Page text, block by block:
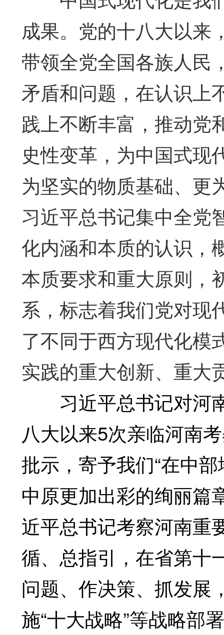
成果。党的十八大以来
带领全党全国各族人民
矛盾和问题，在认识上
践上不断丰富，推动党
史性变革，为中国式现
为坚实的物质基础、更
习近平总书记集中全党
化内涵和本质的认识，
本质要求和重大原则，
系，标志着我们党对现
了不同于西方现代化模
实践的重大创新、重大
习近平总书记对河
八大以来5次亲临河南
批示，寄予我们“在中
中原更加出彩的绚丽篇
近平总书记考察河南重
循、总指引，在省第十
问题、作决策、抓发展
施“十大战略”等战略部